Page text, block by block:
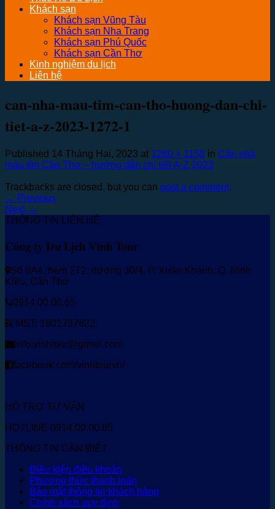
Khách sạn
Khách sạn Vũng Tàu
Khách sạn Nha Trang
Khách sạn Phú Quốc
Khách sạn Cần Thơ
Kinh nghiệm du lịch
Liên hệ
can-nha-mau-tim-can-tho-huong-dan-chi-
tiet-a-z-2023-1272-1
Published 14 Tháng Hai, 2023 at 1280 × 1158 in Căn nhà
màu tím Cần Thơ – hướng dẫn chi tiết A-Z 2023
Trackbacks are closed, but you can post a comment.
← Previous
Next →
THÔNG TIN LIÊN HỆ
Công ty Du Lịch Vinh Tour
Số 9A4, hẻm 2T2, đường 30/4, P. Xuân Khánh, Q. Ninh
Kiều, Cần Thơ
0914.00.00.65
MST: 1801737622
info.vinhtour@gmail.com
facebook.com/vinhtourvn/
HỖ TRỢ TƯ VẤN
HOTLINE 0914.00.00.65
THÔNG TIN CẦN BIẾT
Điều kiện điều khoản
Phương thức thanh toán
Bảo mật thông tin khách hàng
Chính sách quy định